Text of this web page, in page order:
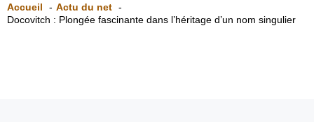
Accueil
Actu du net
Docovitch : Plongée fascinante dans l’héritage d’un nom singulier